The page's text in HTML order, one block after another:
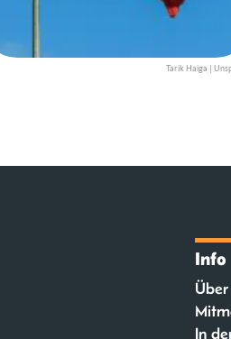
Tarik Haiga |
Info
Über
In